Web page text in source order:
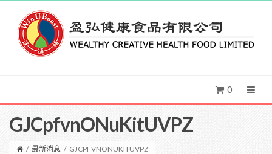
0
GJCpfvnONuKitUVPZ
/ 最新消息 / GJCPFVNONUKITUVPZ